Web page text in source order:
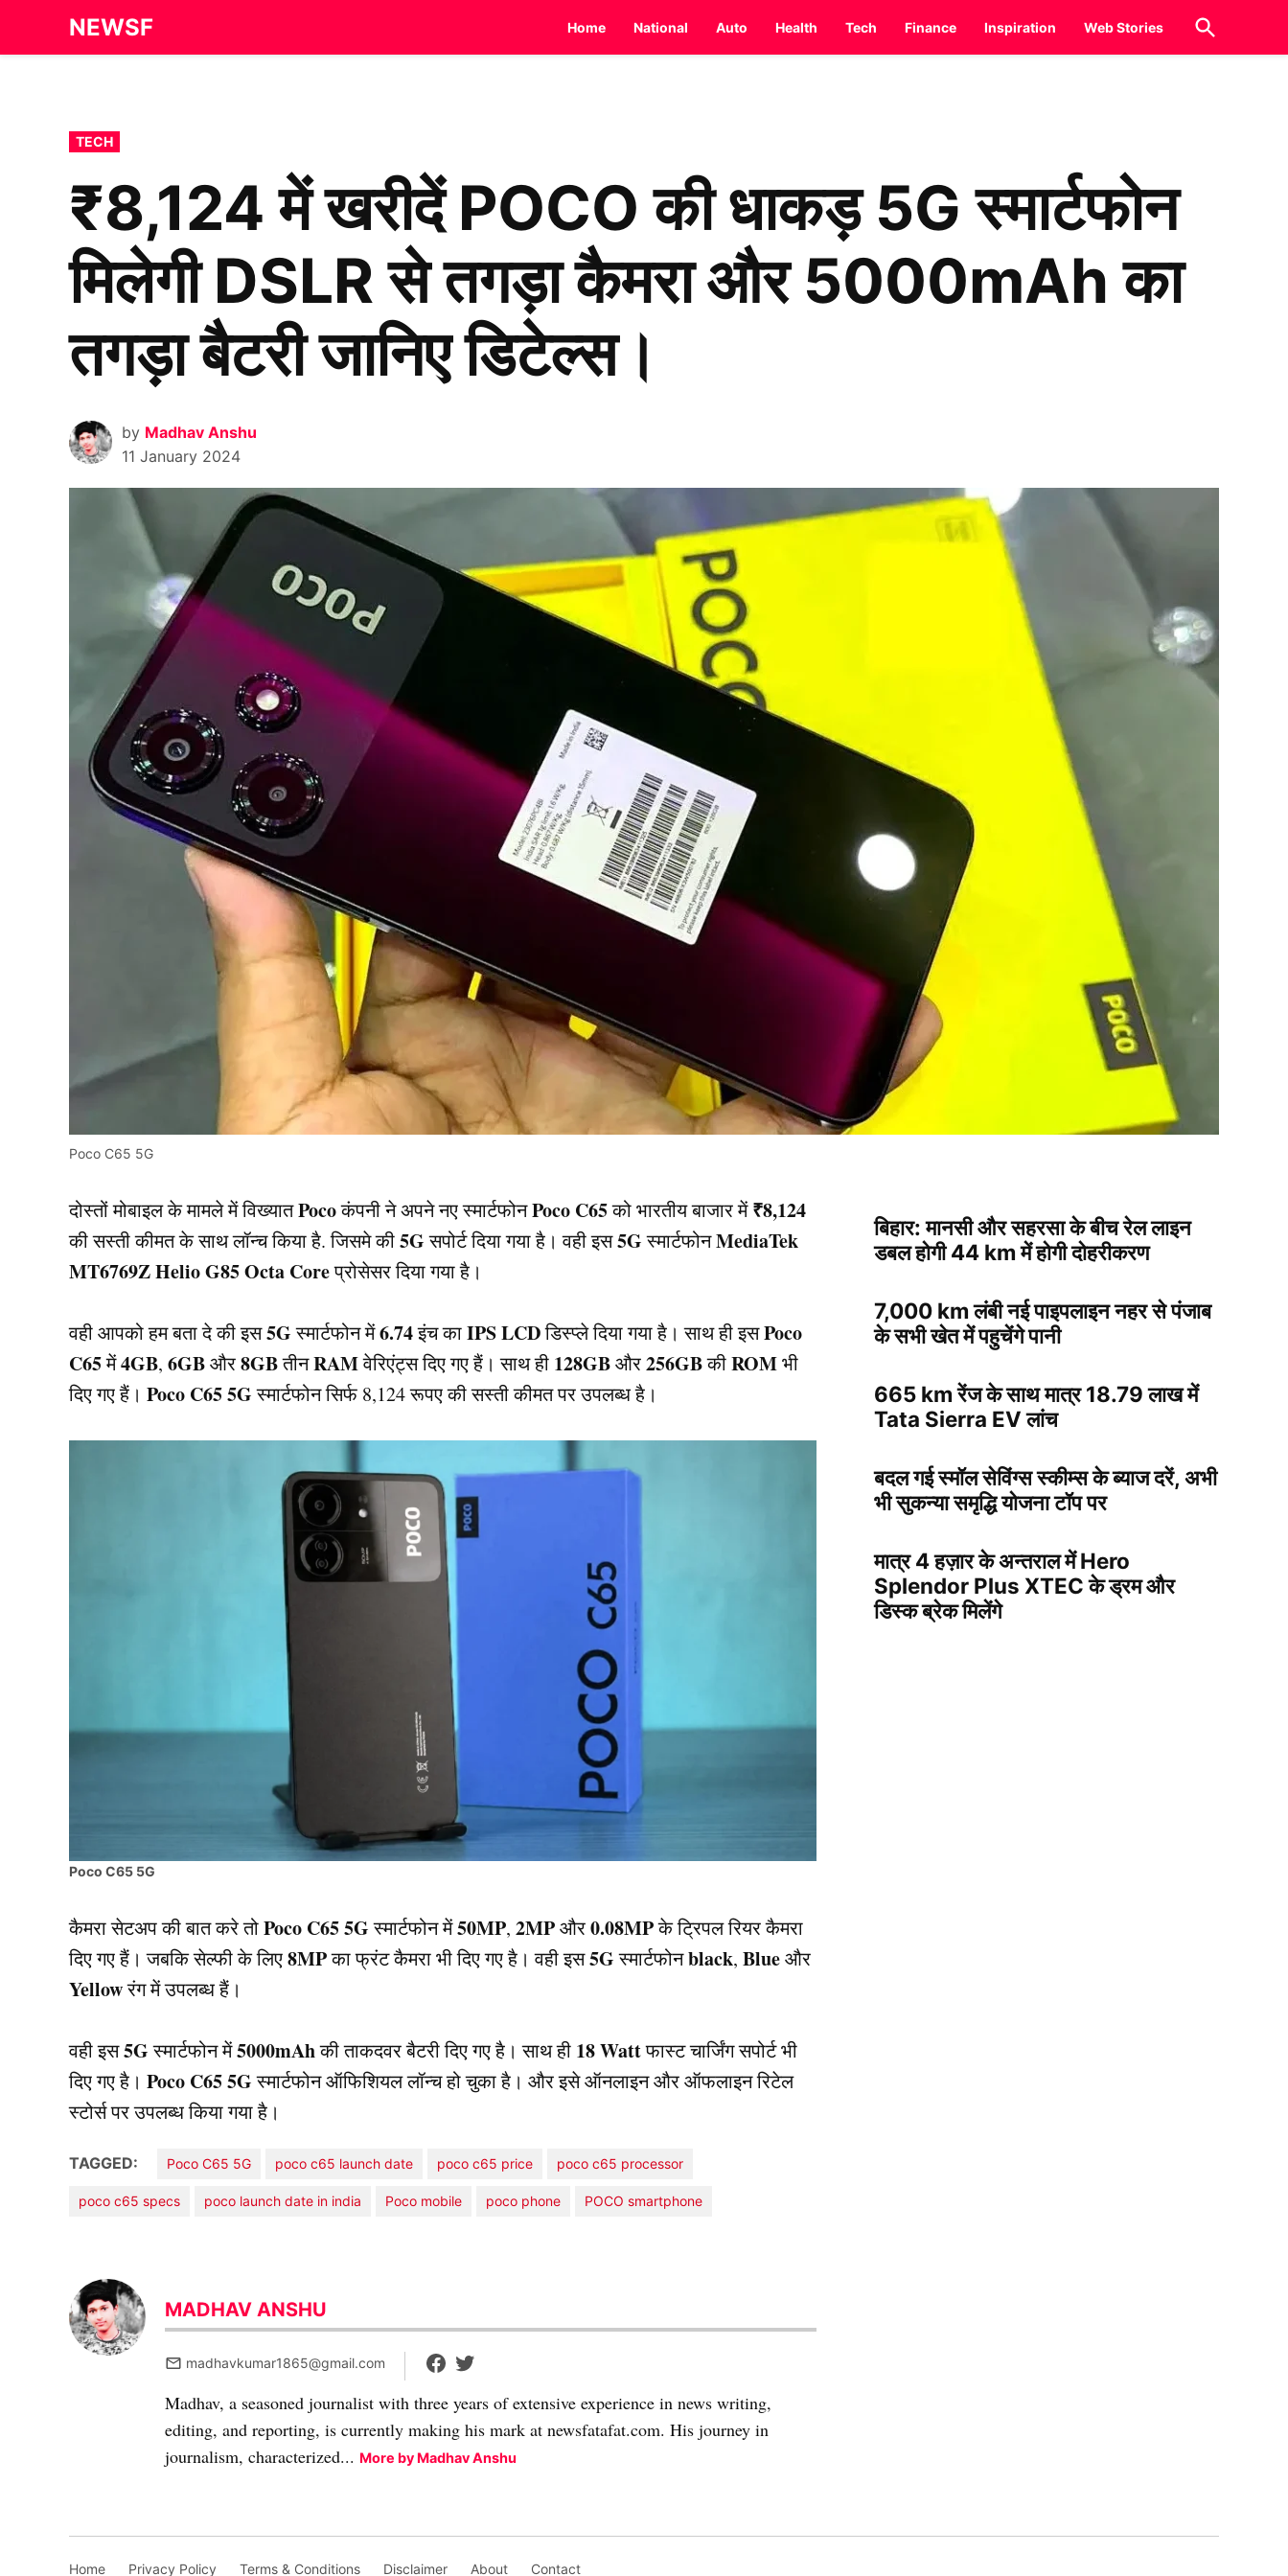
NEWSF Home National Auto Health Tech Finance Inspiration Web Stories
Open
Search
POSTED
IN
TECH
₹8,124 में खरीदें POCO की धाकड़ 5G स्मार्टफोन
मिलेगी DSLR से तगड़ा कैमरा और 5000mAh का
तगड़ा बैटरी जानिए डिटेल्स।
by Madhav Anshu
11 January 2024
Poco C65 5G
दोस्तों मोबाइल के मामले में विख्यातPocoकंपनी ने अपने नए स्मार्टफोनPoco C65को भारतीय बाजार में₹8,124
की सस्ती कीमत के साथ लॉन्च किया है. जिसमे की5Gसपोर्ट दिया गया है। वही इस5Gस्मार्टफोनMediaTek
MT6769Z Helio G85 Octa Coreप्रोसेसर दिया गया है।
वही आपको हम बता दे की इस5Gस्मार्टफोन में6.74इंच काIPS LCDडिस्प्ले दिया गया है। साथ ही इसPoco
C65में4GB, 6GBऔर8GBतीनRAMवेरिएंट्स दिए गए हैं। साथ ही 128GBऔर256GBकीROMभी
दिए गए हैं। Poco C655Gस्मार्टफोन सिर्फ 8,124 रूपए की सस्ती कीमत पर उपलब्ध है।
Poco C65 5G
कैमरा सेटअप की बात करे तोPoco C655Gस्मार्टफोन में50MP, 2MPऔर0.08MPके ट्रिपल रियर कैमरा
दिए गए हैं। जबकि सेल्फी के लिए8MPका फ्रंट कैमरा भी दिए गए है। वही इस5Gस्मार्टफोनblack, Blueऔर
Yellowरंग में उपलब्ध हैं।
वही इस5Gस्मार्टफोन में5000mAhकी ताकदवर बैटरी दिए गए है। साथ ही 18Wattफास्ट चार्जिंग सपोर्ट भी
दिए गए है। Poco C655Gस्मार्टफोन ऑफिशियल लॉन्च हो चुका है। और इसे ऑनलाइन और ऑफलाइन रिटेल
स्टोर्स पर उपलब्ध किया गया है।
TAGGED: Poco C65 5G poco c65 launch date poco c65 price poco c65 processor
poco c65 specs poco launch date in india Poco mobile poco phone POCO smartphone
MADHAV ANSHU
madhavkumar1865@gmail.com
Madhav, a seasoned journalist with three years of extensive experience in news writing,
editing, and reporting, is currently making his mark at newsfatafat.com. His journey in
journalism, characterized... More by Madhav Anshu
बिहार: मानसी और सहरसा के बीच रेल लाइन
डबल होगी 44 km में होगी दोहरीकरण
7,000 km लंबी नई पाइपलाइन नहर से पंजाब
के सभी खेत में पहुचेंगे पानी
665 km रेंज के साथ मात्र 18.79 लाख में
Tata Sierra EV लांच
बदल गई स्मॉल सेविंग्स स्कीम्स के ब्याज दरें, अभी
भी सुकन्या समृद्धि योजना टॉप पर
मात्र 4 हज़ार के अन्तराल में Hero
Splendor Plus XTEC के ड्रम और
डिस्क ब्रेक मिलेंगे
Home Privacy Policy Terms & Conditions Disclaimer About Contact